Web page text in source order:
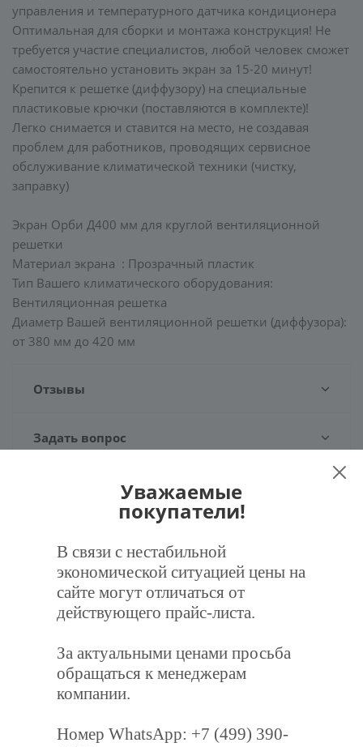
управления и температурного датчика кондиционера
Оптимальная для сборки и монтажа конструкция! Не
требуется участие специалистов, любой человек сможет
самостоятельно установить экран за 15-20 минут!
Крепится к решетке (диффузору) на специальные
пластиковые крючки (поставляются в комплекте)!
Легко снимается и ставится на место, не создавая
проблем для работников, проводящих сервисное
обслуживание климатической техники (чистку,
заправку)
Экран Орби Д400 мм для круглой вентиляционной
решетки
Материал экрана : Прозрачный пластик
Тип Вашего климатического оборудования:
Вентиляционная решетка
Диаметр Вашей вентиляционной решетки (диффузора):
от 380 мм до 420 мм
Отзывы
Задать вопрос
Услуги
Установка экранов для кондиционера
Уважаемые
покупатели!
В связи с нестабильной
экономической ситуацией цены на
сайте могут отличаться от
действующего прайс-листа.
За актуальными ценами просьба
обращаться к менеджерам
компании.
Номер WhatsApp: +7 (499) 390-